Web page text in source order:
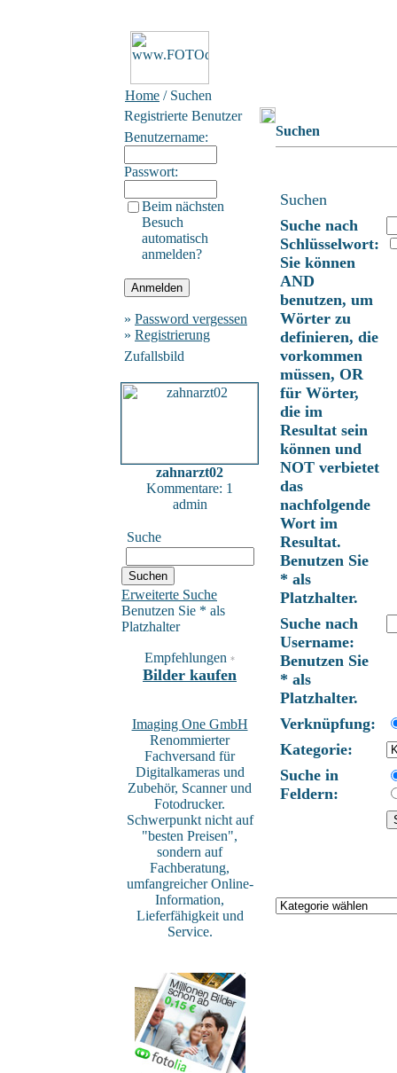
Home / Suchen
Registrierte Benutzer
Benutzername:
Passwort:
Beim nächsten
Besuch
automatisch
anmelden?
» Password vergessen
» Registrierung
Zufallsbild
zahnarzt02
Kommentare: 1
admin
Suche
Erweiterte Suche
Benutzen Sie * als
Platzhalter
Empfehlungen *
Bilder kaufen
Imaging One GmbH
Renommierter
Fachversand für
Digitalkameras und
Zubehör, Scanner und
Fotodrucker.
Schwerpunkt nicht auf
"besten Preisen",
sondern auf
Fachberatung,
umfangreicher Online-
Information,
Lieferfähigkeit und
Service.
Suchen
Suchen
Suche nach
Schlüsselwort:
Sie können
AND
benutzen, um
Wörter zu
definieren, die
vorkommen
müssen, OR
für Wörter,
die im
Resultat sein
können und
NOT verbietet
das
nachfolgende
Wort im
Resultat.
Benutzen Sie
* als
Platzhalter.
Suche nach
Username:
Benutzen Sie
* als
Platzhalter.
Verknüpfung:
Kategorie:
Suche in
Feldern: